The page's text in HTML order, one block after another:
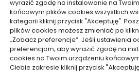
wyrazić zgodę na instalowanie na
końcowym plików cookies wszystkich
kategorii kliknij przycisk "Akceptuję".
plików cookies możesz zmieniać po
„Zobacz preferencje”. Jeśli ustawienia
preferencjom, aby wyrazić zgodę na
cookies na Twoim urządzeniu
Ciebie zakresie kliknij przycisk
wiedzą z innymi? Dołącz do nas
swoją wiedzą z innymi.